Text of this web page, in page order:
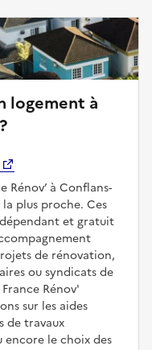
logement à
Rénov’ à Conflans-
plus proche. Ces
et gratuit
de rénovation,
ou syndicats de
Rénov'
sur les aides
de travaux
le choix des